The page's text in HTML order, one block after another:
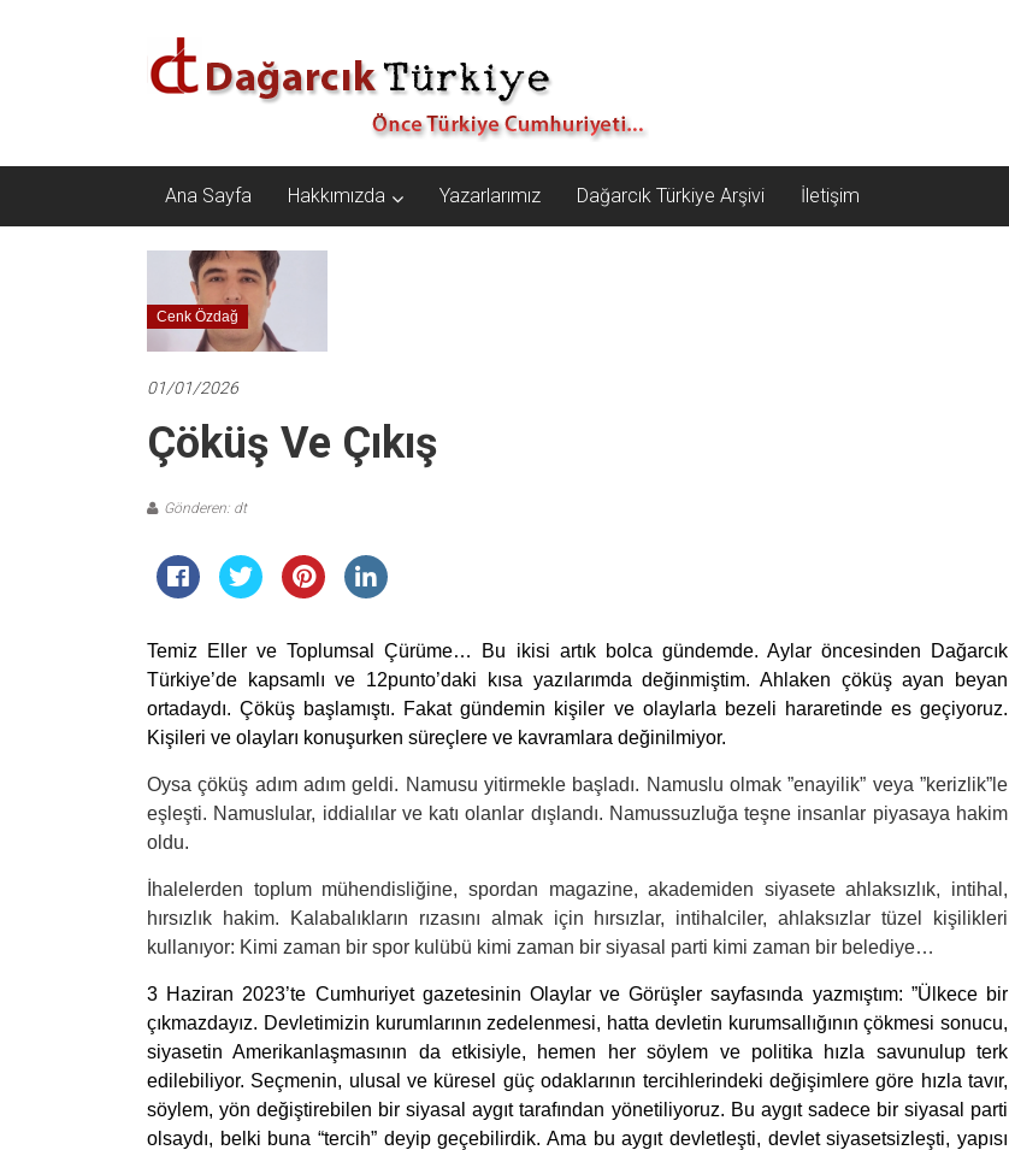
Dağarcık
Türkiye
Türkiye
Cumhuriyeti…
Ana Sayfa Hakkımızda Yazarlarımız Dağarcık Türkiye Arşivi İletişim
Cenk Özdağ
01/01/2026
Çöküş Ve Çıkış
Gönderen: dt
Temiz Eller ve Toplumsal Çürüme… Bu ikisi artık bolca gündemde. Aylar öncesinden Dağarcık
Türkiye’de kapsamlı ve 12punto’daki kısa yazılarımda değinmiştim. Ahlaken çöküş ayan beyan
ortadaydı. Çöküş başlamıştı. Fakat gündemin kişiler ve olaylarla bezeli hararetinde es geçiyoruz.
Kişileri ve olayları konuşurken süreçlere ve kavramlara değinilmiyor.
Oysa çöküş adım adım geldi. Namusu yitirmekle başladı. Namuslu olmak ”enayilik” veya ”kerizlik”le
eşleşti. Namuslular, iddialılar ve katı olanlar dışlandı. Namussuzluğa teşne insanlar piyasaya hakim
oldu.
İhalelerden toplum mühendisliğine, spordan magazine, akademiden siyasete ahlaksızlık, intihal,
hırsızlık hakim. Kalabalıkların rızasını almak için hırsızlar, intihalciler, ahlaksızlar tüzel kişilikleri
kullanıyor: Kimi zaman bir spor kulübü kimi zaman bir siyasal parti kimi zaman bir belediye…
3 Haziran 2023’te Cumhuriyet gazetesinin Olaylar ve Görüşler sayfasında yazmıştım: ”Ülkece bir
çıkmazdayız. Devletimizin kurumlarının zedelenmesi, hatta devletin kurumsallığının çökmesi sonucu,
siyasetin Amerikanlaşmasının da etkisiyle, hemen her söylem ve politika hızla savunulup terk
edilebiliyor. Seçmenin, ulusal ve küresel güç odaklarının tercihlerindeki değişimlere göre hızla tavır,
söylem, yön değiştirebilen bir siyasal aygıt tarafından yönetiliyoruz. Bu aygıt sadece bir siyasal parti
olsaydı, belki buna “tercih” deyip geçebilirdik. Ama bu aygıt devletleşti, devlet siyasetsizleşti, yapısı